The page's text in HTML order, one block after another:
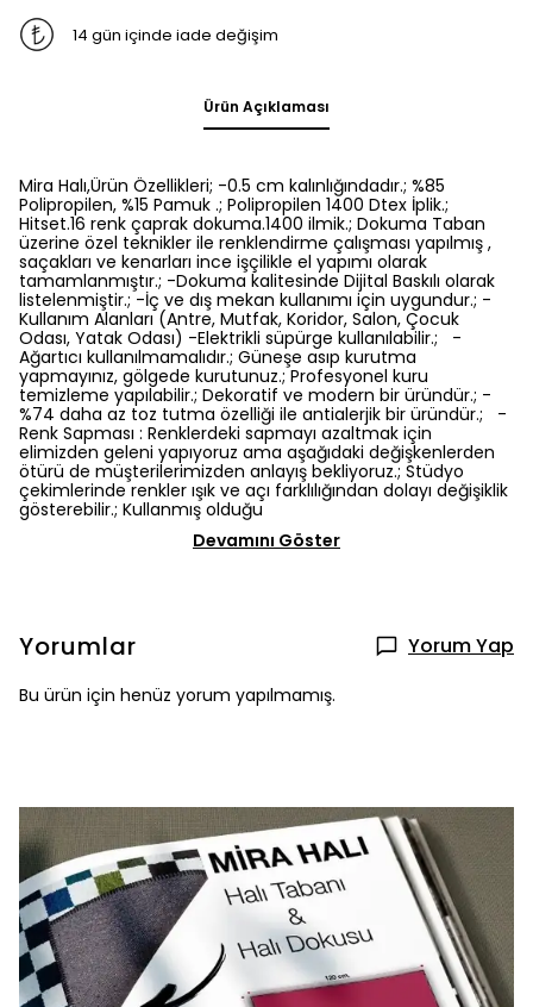
14 gün içinde iade değişim
Ürün Açıklaması
Mira Halı,Ürün Özellikleri; -0.5 cm kalınlığındadır.; %85
Polipropilen, %15 Pamuk .; Polipropilen 1400 Dtex İplik.;
Hitset.16 renk çaprak dokuma.1400 ilmik.; Dokuma Taban
üzerine özel teknikler ile renklendirme çalışması yapılmış ,
saçakları ve kenarları ince işçilikle el yapımı olarak
tamamlanmıştır.; -Dokuma kalitesinde Dijital Baskılı olarak
listelenmiştir.; -İç ve dış mekan kullanımı için uygundur.; -
Kullanım Alanları (Antre, Mutfak, Koridor, Salon, Çocuk
Odası, Yatak Odası) -Elektrikli süpürge kullanılabilir.; -
Ağartıcı kullanılmamalıdır.; Güneşe asıp kurutma
yapmayınız, gölgede kurutunuz.; Profesyonel kuru
temizleme yapılabilir.; Dekoratif ve modern bir üründür.; -
%74 daha az toz tutma özelliği ile antialerjik bir üründür.; -
Renk Sapması : Renklerdeki sapmayı azaltmak için
elimizden geleni yapıyoruz ama aşağıdaki değişkenlerden
ötürü de müşterilerimizden anlayış bekliyoruz.; Stüdyo
çekimlerinde renkler ışık ve açı farklılığından dolayı değişiklik
gösterebilir.; Kullanmış olduğu
Devamını Göster
Yorumlar Yorum Yap
Bu ürün için henüz yorum yapılmamış.